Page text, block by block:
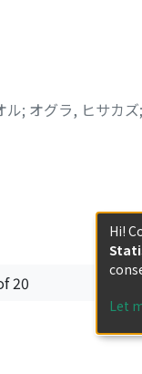
ル; オグラ, ヒサカズ;
20
Hi!
Let